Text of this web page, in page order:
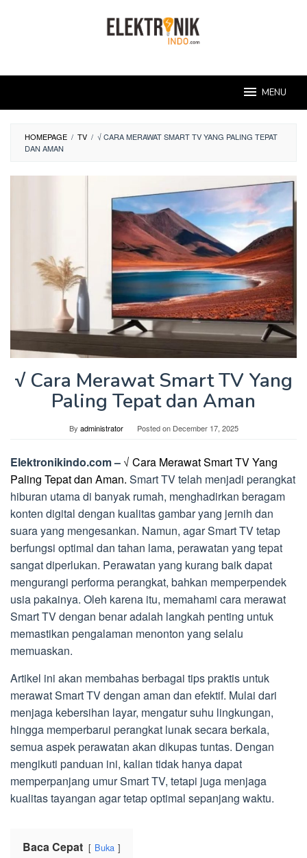
MENU
HOMEPAGE / TV / √ CARA MERAWAT SMART TV YANG PALING TEPAT
DAN AMAN
√ Cara Merawat Smart TV Yang
Paling Tepat dan Aman
By administrator Posted on December 17, 2025
Elektronikindo.com – √ Cara Merawat Smart TV Yang
Paling Tepat dan Aman. Smart TV telah menjadi perangkat
hiburan utama di banyak rumah, menghadirkan beragam
konten digital dengan kualitas gambar yang jernih dan
suara yang mengesankan. Namun, agar Smart TV tetap
berfungsi optimal dan tahan lama, perawatan yang tepat
sangat diperlukan. Perawatan yang kurang baik dapat
mengurangi performa perangkat, bahkan memperpendek
usia pakainya. Oleh karena itu, memahami cara merawat
Smart TV dengan benar adalah langkah penting untuk
memastikan pengalaman menonton yang selalu
memuaskan.
Artikel ini akan membahas berbagai tips praktis untuk
merawat Smart TV dengan aman dan efektif. Mulai dari
menjaga kebersihan layar, mengatur suhu lingkungan,
hingga memperbarui perangkat lunak secara berkala,
semua aspek perawatan akan dikupas tuntas. Dengan
mengikuti panduan ini, kalian tidak hanya dapat
memperpanjang umur Smart TV, tetapi juga menjaga
kualitas tayangan agar tetap optimal sepanjang waktu.
Baca Cepat Buka